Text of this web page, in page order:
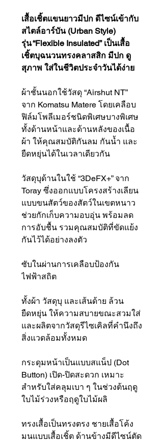
เสื้อเชิ้ตแขนยาวมีปก ดีไซน์เข้ากับ
สไตล์อาร์บัน (Urban Style)
รุ่น “Flexible Insulated” เป็นเสื้อ
เชิ้ตบุฉนวนทรงคลาสสิก มีปก ดู
สุภาพ ใส่ในชีวิตประจำวันได้ง่าย
ผ้าชั้นนอกใช้วัสดุ “Airshut NT”
จาก Komatsu Matere โดยเคลือบ
ฟิล์มโพลีเมอร์ชนิดพิเศษบางพิเศษ
ทั้งด้านหน้าและด้านหลังของเนื้อ
ผ้า ให้คุณสมบัติกันลม กันน้ำ และ
ยืดหยุ่นได้ในเวลาเดียวกัน
วัสดุบุด้านในใช้ “3DeFX+” จาก
Toray ซึ่งออกแบบโครงสร้างเลียน
แบบขนสัตว์ของสัตว์ในเขตหนาว
ช่วยกักเก็บความอบอุ่น พร้อมลด
การอับชื้น รวมคุณสมบัติที่ขัดแย้ง
กันไว้ได้อย่างลงตัว
ซับในผ่านการเคลือบป้องกัน
ไฟฟ้าสถิต
ทั้งผ้า วัสดุบุ และเส้นด้าย ล้วน
ยืดหยุ่น ให้ความสบายขณะสวมใส่
และผลิตจากวัสดุรีไซเคิลที่คำนึงถึง
สิ่งแวดล้อมทั้งหมด
กระดุมหน้าเป็นแบบสแน็ป (Dot
Button) เปิด-ปิดสะดวก เหมาะ
สำหรับใส่คลุมเบา ๆ ในช่วงต้นฤดู
ใบไม้ร่วงหรือฤดูใบไม้ผลิ
ทรงเสื้อเป็นทรงตรง ชายเสื้อโค้ง
มนแบบเสื้อเชิ้ต ด้านข้างมีดีไซน์ตัด